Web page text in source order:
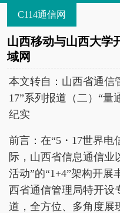
C114通信网
山西移动与山西大学
域网
本文转自：山西省通信
17”系列报道（二）“量
纪实
前言：在“5・17世界电
际，山西省信息通信业
活动”的“1+4”架构开
西省通信管理局特开设
道，全方位、多角度展